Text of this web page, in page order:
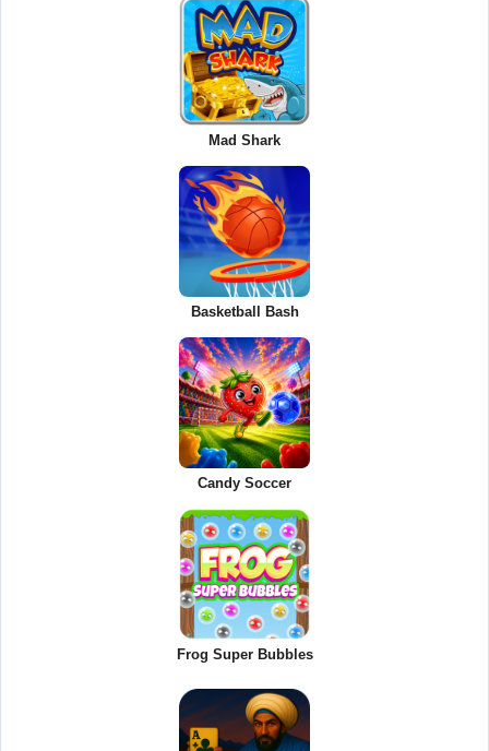
Mad Shark
Basketball Bash
Candy Soccer
Frog Super Bubbles